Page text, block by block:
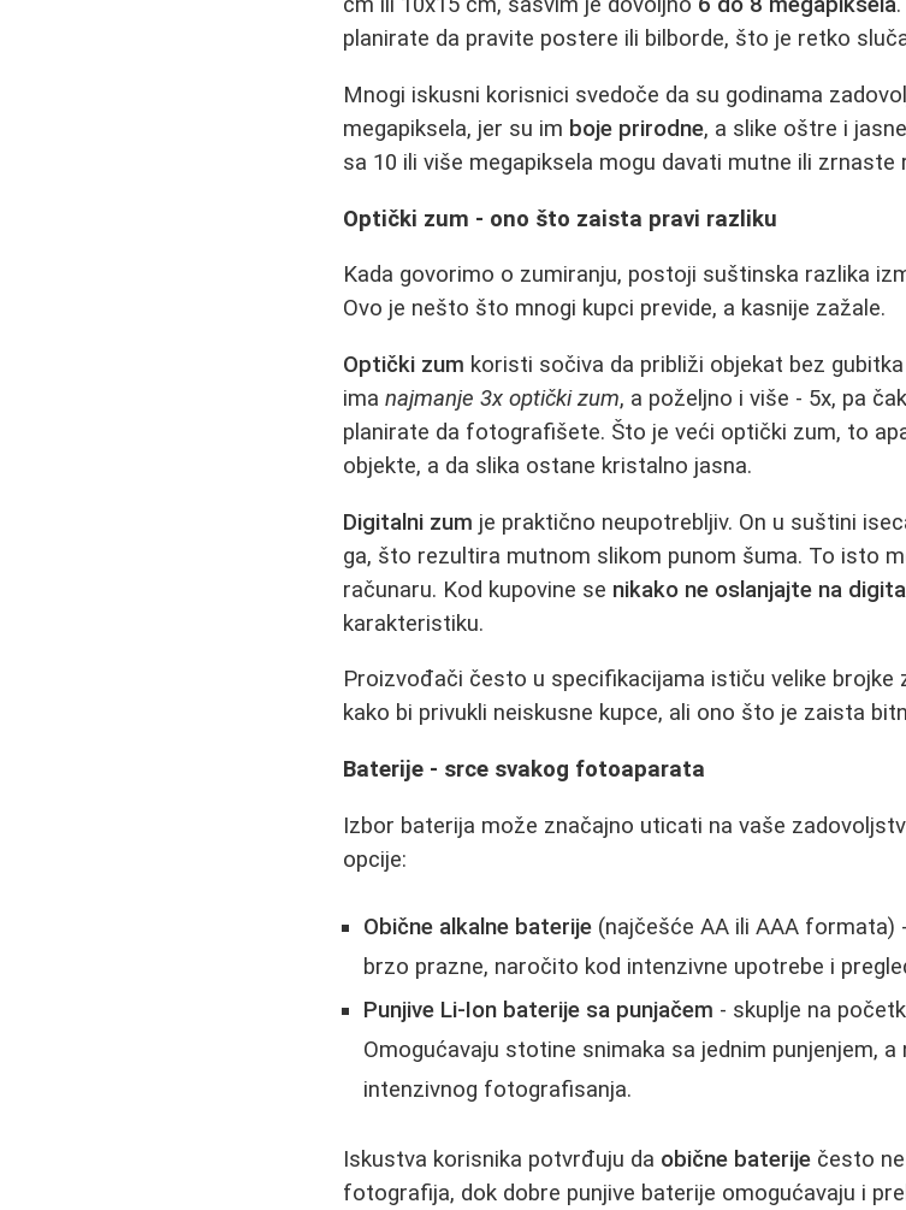
planirate da pravite postere ili bilborde, što je retko
Mnogi iskusni korisnici svedoče da su godinama
megapiksela, jer su im boje prirodne, a slike oštre i
sa 10 ili više megapiksela mogu davati mutne ili
Optički zum - ono što zaista pravi razliku
Kada govorimo o zumiranju, postoji suštinska razlika
Ovo je nešto što mnogi kupci previde, a kasnije zažale.
Optički zum koristi sočiva da približi objekat bez
imanajmanje 3x optički zum, a poželjno i više - 5x, pa
planirate da fotografišete. Što je veći optički zum, to
objekte, a da slika ostane kristalno jasna.
Digitalni zum je praktično neupotrebljiv. On u suštini
ga, što rezultira mutnom slikom punom šuma. To isto
računaru. Kod kupovine se nikako ne oslanjajte na
karakteristiku.
Proizvođači često u specifikacijama ističu velike brojke
kako bi privukli neiskusne kupce, ali ono što je zaista
Baterije - srce svakog fotoaparata
Izbor baterija može značajno uticati na vaše
opcije:
Obične alkalne baterije (najčešće AA ili AAA formata)
brzo prazne, naročito kod intenzivne upotrebe i
Punjive Li-Ion baterije sa punjačem - skuplje na
Omogućavaju stotine snimaka sa jednim punjenjem,
intenzivnog fotografisanja.
Iskustva korisnika potvrđuju da obične baterije često
fotografija, dok dobre punjive baterije omogućavaju i